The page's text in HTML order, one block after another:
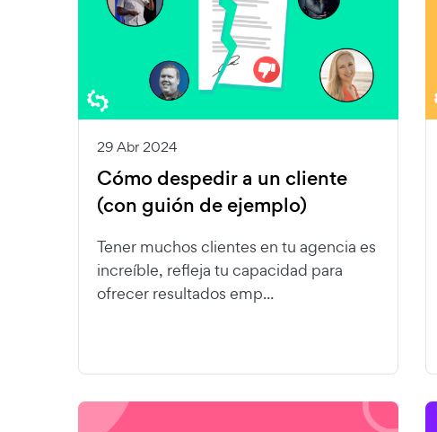
29 Abr 2024
Cómo despedir a un cliente
(con guión de ejemplo)
Tener muchos clientes en tu agencia es
increíble, refleja tu capacidad para
ofrecer resultados emp...